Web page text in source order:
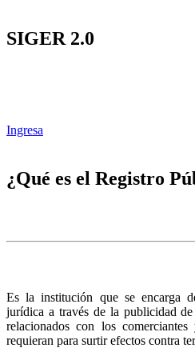
SIGER 2.0
Ingresa
¿Qué es el Registro
Es la institución que se encarga
jurídica a través de la publicidad
relacionados con los
requieran para surtir efectos contra